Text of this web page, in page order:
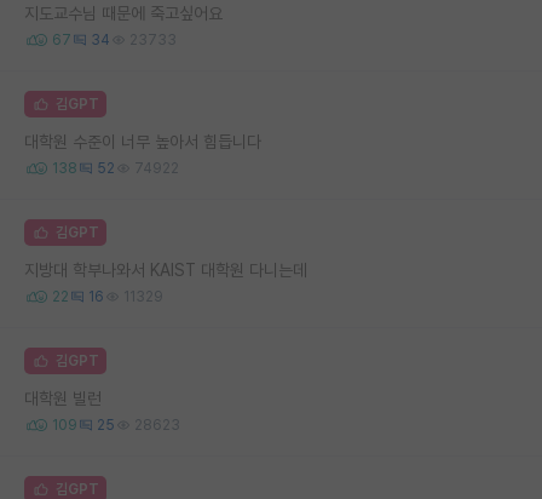
지도교수님 때문에 죽고싶어요
67 34 23733
김GPT
대학원 수준이 너무 높아서 힘듭니다
138 52 74922
김GPT
지방대 학부나와서 KAIST 대학원 다니는데
22 16 11329
김GPT
대학원 빌런
109 25 28623
김GPT